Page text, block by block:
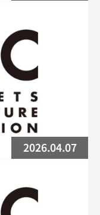
ートしまし
2026.04.07
（詳細）